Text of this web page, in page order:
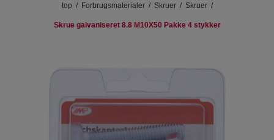
top / Forbrugsmaterialer / Skruer / Skruer /
Skrue galvaniseret 8.8 M10X50 Pakke 4 stykker